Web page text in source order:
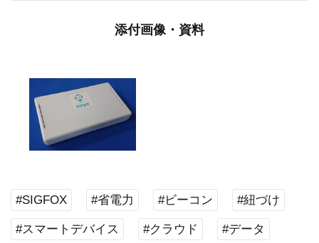
添付画像・資料
#SIGFOX #省電力 #ビーコン #紐づけ
#スマートデバイス #クラウド #データ